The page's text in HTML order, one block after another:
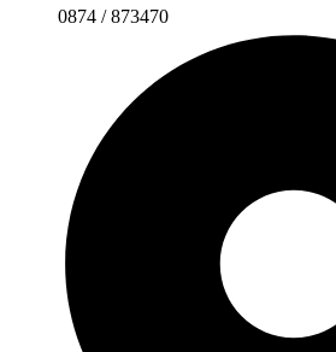
0874 / 873470